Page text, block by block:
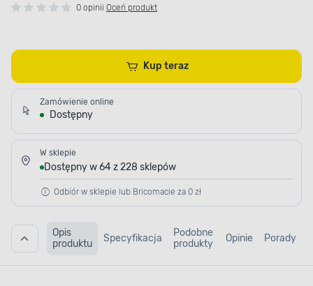
0 opinii Oceń produkt
Kup teraz
Zamówienie online
Dostępny
W sklepie
Dostępny w 64 z 228 sklepów
Odbiór w sklepie lub Bricomacie za 0 zł
Opis
produktu
Specyfikacja
Podobne
produkty
Opinie Porady